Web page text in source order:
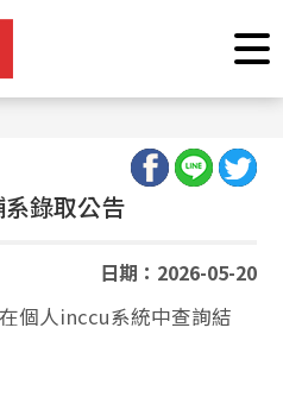
錄取公告
日期：2026-05-20
個人inccu系統中查詢結